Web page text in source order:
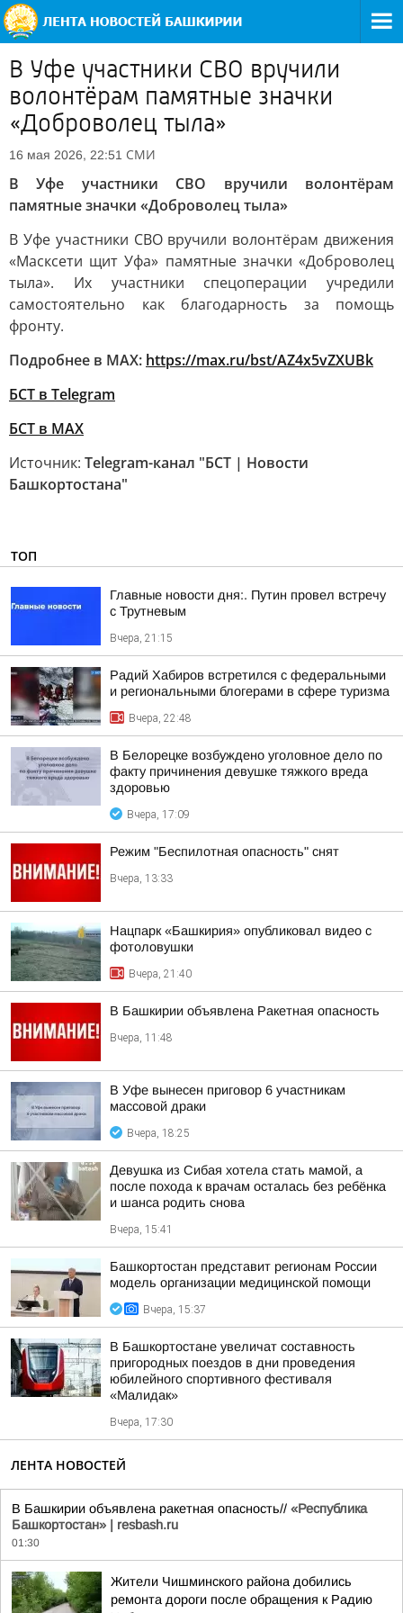
В Уфе участники СВО вручили
волонтёрам памятные значки
«Доброволец тыла»
16 мая 2026, 22:51 СМИ
В Уфе участники СВО вручили волонтёрам
памятные значки «Доброволец тыла»
В Уфе участники СВО вручили волонтёрам движения
«Масксети щит Уфа» памятные значки «Доброволец
тыла». Их участники спецоперации учредили
самостоятельно как благодарность за помощь
фронту.
Подробнее в MAX: https://max.ru/bst/AZ4x5vZXUBk
БСТ в Telegram
БСТ в МАХ
Источник: Telegram-канал "БСТ | Новости
Башкортостана"
ТОП
Главные новости дня:. Путин провел встречу
с Трутневым
Вчера, 21:15
Радий Хабиров встретился с федеральными
и региональными блогерами в сфере туризма
Вчера, 22:48
В Белорецке возбуждено уголовное дело по
факту причинения девушке тяжкого вреда
здоровью
Вчера, 17:09
Режим "Беспилотная опасность" снят
Вчера, 13:33
Нацпарк «Башкирия» опубликовал видео с
фотоловушки
Вчера, 21:40
В Башкирии объявлена Ракетная опасность
Вчера, 11:48
В Уфе вынесен приговор 6 участникам
массовой драки
Вчера, 18:25
Девушка из Сибая хотела стать мамой, а
после похода к врачам осталась без ребёнка
и шанса родить снова
Вчера, 15:41
Башкортостан представит регионам России
модель организации медицинской помощи
Вчера, 15:37
В Башкортостане увеличат составность
пригородных поездов в дни проведения
юбилейного спортивного фестиваля
«Малидак»
Вчера, 17:30
ЛЕНТА НОВОСТЕЙ
В Башкирии объявлена ракетная опасность// «Республика
Башкортостан» | resbash.ru
01:30
Жители Чишминского района добились
ремонта дороги после обращения к Радию